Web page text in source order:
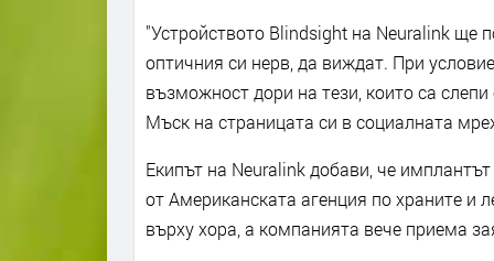
"Устройството Blindsight на Neuralink ще
оптичния си нерв, да виждат. При
възможност дори на тези, които са
Мъск на страницата си в социалната
Екипът на Neuralink добави, че
от Американската агенция по храните и
върху хора, а компанията вече приема